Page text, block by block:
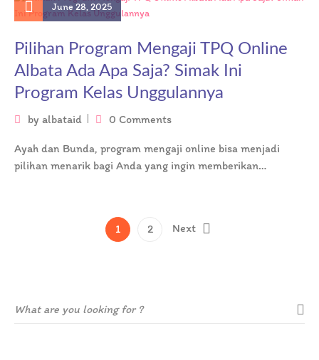
June 28, 2025
Pilihan Program Mengaji TPQ Online
Albata Ada Apa Saja? Simak Ini
Program Kelas Unggulannya
by albataid 0 Comments
Ayah dan Bunda, program mengaji online bisa menjadi
pilihan menarik bagi Anda yang ingin memberikan
1 2 Next